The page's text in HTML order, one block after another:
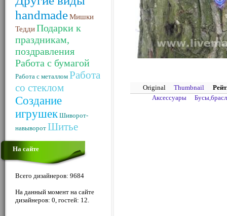
handmadeМишки
ТеддиПодарки к
праздникам,
поздравления
Работа с бумагой
Работа с металлом Работа
со стеклом
Создание
игрушек Шиворот-
навыворот Шитье
На сайте
Всего дизайнеров: 9684
На данный момент на сайте
дизайнеров: 0, гостей: 12.
Original Thumbnail
Аксессуары